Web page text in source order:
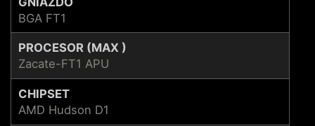
BGA FT1
PROCESOR (MAX )
Zacate-FT1 APU
CHIPSET
AMD Hudson D1